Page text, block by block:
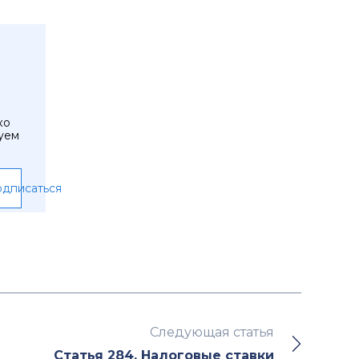
Следующая статья
Статья 284. Налоговые ставки